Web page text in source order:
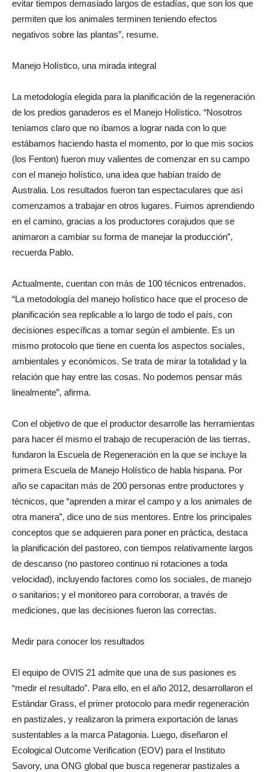
hacen en la naturaleza y hacer que se muevan. Tratar de
evitar tiempos demasiado largos de estadías, que son los que
permiten que los animales terminen teniendo efectos
La metodología elegida para la planificación de la regeneración
de los predios ganaderos es el Manejo Holístico. “Nosotros
teníamos claro que no íbamos a lograr nada con lo que
estábamos haciendo hasta el momento, por lo que mis socios
(los Fenton) fueron muy valientes de comenzar en su campo
con el manejo holístico, una idea que habían traído de
Australia. Los resultados fueron tan espectaculares que así
comenzamos a trabajar en otros lugares. Fuimos aprendiendo
en el camino, gracias a los productores corajudos que se
animaron a cambiar su forma de manejar la producción”,
Actualmente, cuentan con más de 100 técnicos entrenados.
“La metodología del manejo holístico hace que el proceso de
planificación sea replicable a lo largo de todo el país, con
decisiones específicas a tomar según el ambiente. Es un
mismo protocolo que tiene en cuenta los aspectos sociales,
ambientales y económicos. Se trata de mirar la totalidad y la
relación que hay entre las cosas. No podemos pensar más
Con el objetivo de que el productor desarrolle las herramientas
para hacer él mismo el trabajo de recuperación de las tierras,
fundaron la Escuela de Regeneración en la que se incluye la
primera Escuela de Manejo Holístico de habla hispana. Por
año se capacitan más de 200 personas entre productores y
técnicos, que “aprenden a mirar el campo y a los animales de
otra manera”, dice uno de sus mentores. Entre los principales
conceptos que se adquieren para poner en práctica, destaca
la planificación del pastoreo, con tiempos relativamente largos
de descanso (no pastoreo continuo ni rotaciones a toda
velocidad), incluyendo factores como los sociales, de manejo
o sanitarios; y el monitoreo para corroborar, a través de
El equipo de OVIS 21 admite que una de sus pasiones es
“medir el resultado”. Para ello, en el año 2012, desarrollaron el
Estándar Grass, el primer protocolo para medir regeneración
en pastizales, y realizaron la primera exportación de lanas
sustentables a la marca Patagonia. Luego, diseñaron el
Ecological Outcome Verification (EOV) para el Instituto